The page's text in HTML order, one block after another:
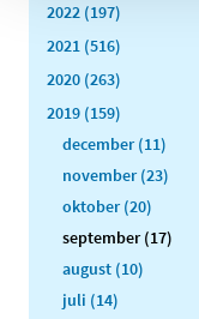
2022 (197)
2021 (516)
2020 (263)
2019 (159)
december (11)
november (23)
oktober (20)
september (17)
august (10)
juli (14)